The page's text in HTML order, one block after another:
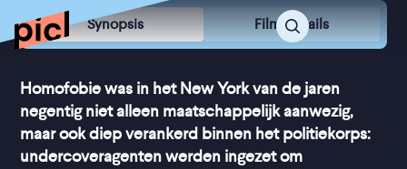
Synopsis Film Details
Homofobie was in het New York van de jaren
negentig niet alleen maatschappelijk aanwezig,
maar ook diep verankerd binnen het politiekorps:
undercoveragenten werden ingezet om